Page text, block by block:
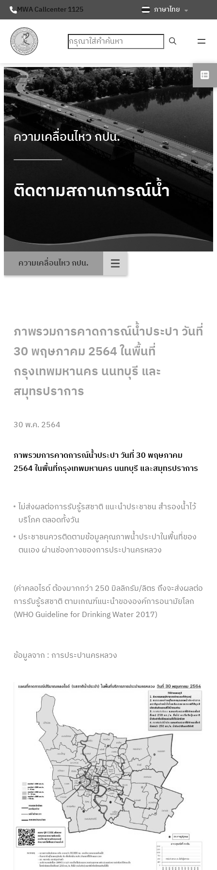
MWA Callcenter 1125 ภาษาไทย
ค้นหา
ความเคลื่อนไหว กปน.
ติดตามสถานการณ์น้ำ
ความเคลื่อนไหว กปน.
ภาพรวมการคาดการณ์น้ำประปา วันที่
30 พฤษภาคม 2564 ในพื้นที่
กรุงเทพมหานคร นนทบุรี และ
สมุทรปราการ
30 พ.ค. 2564
ภาพรวมการคาดการณ์น้ำประปา วันที่ 30 พฤษภาคม
2564 ในพื้นที่กรุงเทพมหานคร นนทบุรี และสมุทรปราการ
ไม่ส่งผลต่อการรับรู้รสชาติ แนะนำประชาชน สำรองน้ำไว้
บริโภค ตลอดทั้งวัน
ประชาชนควรติดตามข้อมูลคุณภาพน้ำประปาในพื้นที่ของ
ตนเอง ผ่านช่องทางของการประปานครหลวง
(ค่าคลอไรด์ ต้องมากกว่า 250 มิลลิกรัม/ลิตร ถึงจะส่งผลต่อ
การรับรู้รสชาติ ตามเกณฑ์แนะนำขององค์การอนามัยโลก
(WHO Guideline for Drinking Water 2017)
ข้อมูลจาก : การประปานครหลวง